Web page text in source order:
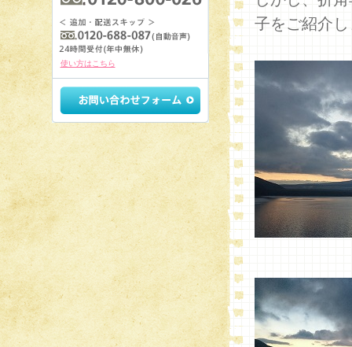
使い方はこちら
子をご紹介